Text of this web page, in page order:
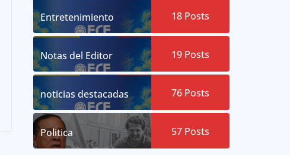
Entretenimiento 18 Posts
Notas del Editor 19 Posts
noticias destacadas 76 Posts
Politica 57 Posts